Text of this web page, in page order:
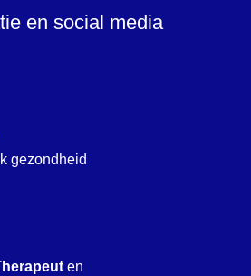
en social media
gezondheid
en